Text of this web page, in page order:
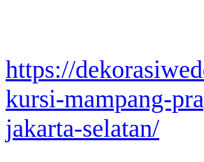
https://
kursi-mampang-
jakarta-selatan/